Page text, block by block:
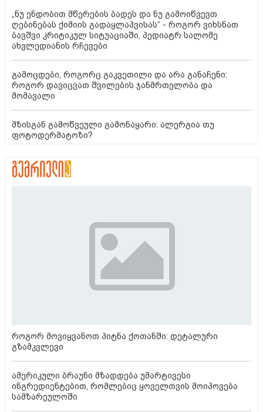
„ნუ ენდობით მწერების ბადეს და ნუ გამოიწვევთ
ღებინებას ქიმიის გადაყლაპვისას“ - როგორ ვიხსნათ
ბავშვი კრიტიკულ სიტუაციაში, პედიატრ სალომე
ახვლედიანის რჩევები
გამოცდები, როგორც გაკვეთილი და არა განაჩენი:
როგორ დავიცვათ შვილების ჯანმრთელობა და
მომავალი
მზისგან გამოწვეული გამონაყარი: ალერგია თუ
ფოტოდერმატოზი?
როგორ მოვიყვანოთ პიტნა ქოთანში: დეტალური
გზამკვლევი
ამერიკული ბრაუნი მზადდება უმარტივესი
ინგრედიენტებით, რომლებიც ყოველთვის მოიპოვება
სამზარეულოში